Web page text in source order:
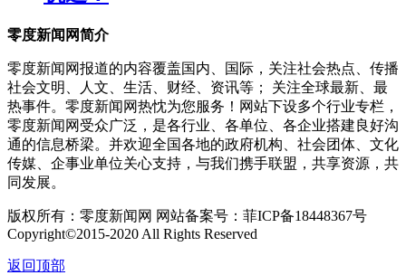
零度新闻网简介
零度新闻网报道的内容覆盖国内、国际，关注社会热点、传播
社会文明、人文、生活、财经、资讯等； 关注全球最新、最
热事件。零度新闻网热忱为您服务！网站下设多个行业专栏，
零度新闻网受众广泛，是各行业、各单位、各企业搭建良好沟
通的信息桥梁。并欢迎全国各地的政府机构、社会团体、文化
传媒、企事业单位关心支持，与我们携手联盟，共享资源，共
同发展。
版权所有：零度新闻网 网站备案号：菲ICP备18448367号
Copyright©2015-2020 All Rights Reserved
返回顶部